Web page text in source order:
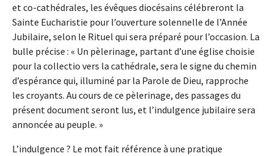
et co-cathédrales, les évêques diocésains célébreront la
Sainte Eucharistie pour l’ouverture solennelle de l’Année
Jubilaire, selon le Rituel qui sera préparé pour l’occasion. La
bulle précise : « Un pèlerinage, partant d’une église choisie
pour la collectio vers la cathédrale, sera le signe du chemin
d’espérance qui, illuminé par la Parole de Dieu, rapproche
les croyants. Au cours de ce pèlerinage, des passages du
présent document seront lus, et l’indulgence jubilaire sera
annoncée au peuple. »
L’indulgence ? Le mot fait référence à une pratique